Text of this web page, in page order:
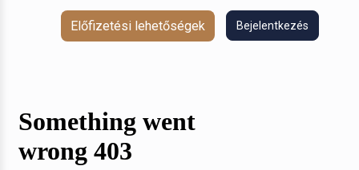
Előfizetési lehetőségek Bejelentkezés